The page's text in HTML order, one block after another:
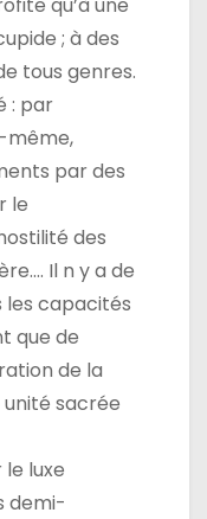
qu’à une
; à des
tous genres.
: par
même,
par des
le
des
Il n y a de
les capacités
que de
de la
sacrée
le luxe
demi-